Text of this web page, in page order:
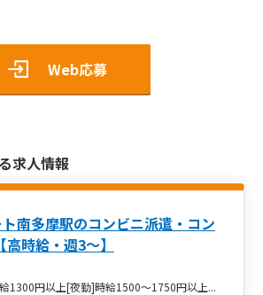
Web応募
求人情報
南多摩駅のコンビニ派遣・コン
時給・週3～】
1300円以上[夜勤]時給1500～1750円以上...